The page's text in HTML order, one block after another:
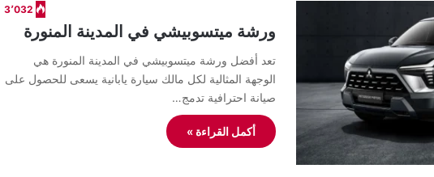
3٬032
ورشة ميتسوبيشي في المدينة المنورة
​تعد أفضل ورشة ميتسوبيشي في المدينة المنورة هي
الوجهة المثالية لكل مالك سيارة يابانية يسعى للحصول على
صيانة احترافية تدمج…
أكمل القراءة »